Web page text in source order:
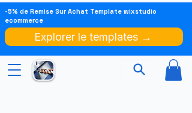
-5% de Remise Sur Achat Template wixstudio
ecommerce
Explorer le templates →